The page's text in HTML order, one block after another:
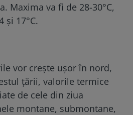
Maxima va fi de 28-30°C,
și 17°C.
vor crește ușor în nord,
țării, valorile termice
de cele din ziua
montane, submontane,